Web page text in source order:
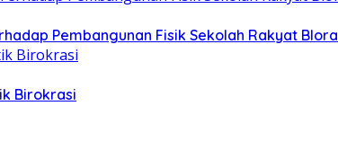
Pembangunan Fisik Sekolah Rakyat Blora
Birokrasi